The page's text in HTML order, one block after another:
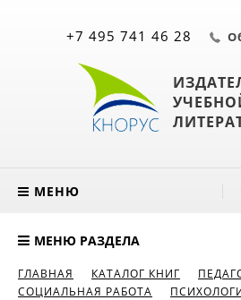
+7 495 741 46 28
МЕНЮ
МЕНЮ РАЗДЕЛА
ГЛАВНАЯ КАТАЛОГ КНИГ
СОЦИАЛЬНАЯ РАБОТА